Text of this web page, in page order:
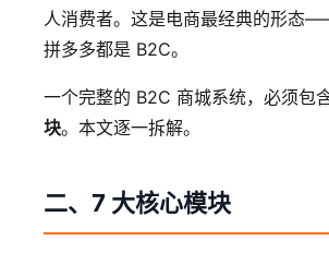
人消费者。这是电商最经典的形态
拼多多都是 B2C。
一个完整的 B2C 商城系统，必须包
块。本文逐一拆解。
二、7 大核心模块